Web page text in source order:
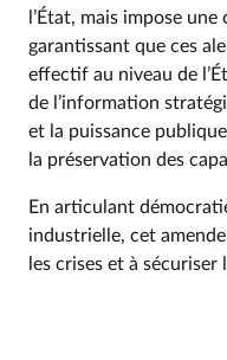
l’État, mais impose
garantissant que ces
effectif au niveau de
de l’information
et la puissance
la préservation des
En articulant
industrielle, cet
les crises et à